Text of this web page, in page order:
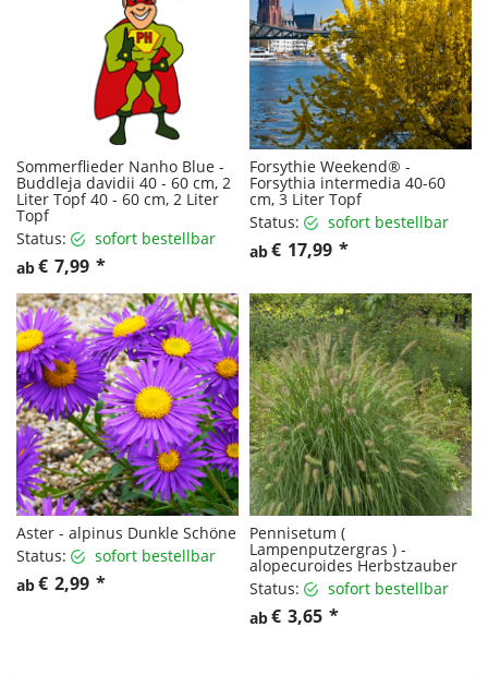
Sommerflieder Nanho Blue -
Buddleja davidii 40 - 60 cm, 2
Liter Topf 40 - 60 cm, 2 Liter
Topf
Status:
sofort bestellbar
ab€ 7,99 *
Forsythie Weekend® -
Forsythia intermedia 40-60
cm, 3 Liter Topf
Status:
sofort bestellbar
ab€ 17,99 *
Aster - alpinus Dunkle Schöne
Status:
sofort bestellbar
ab€ 2,99 *
Pennisetum (
Lampenputzergras ) -
alopecuroides Herbstzauber
Status:
sofort bestellbar
ab€ 3,65 *